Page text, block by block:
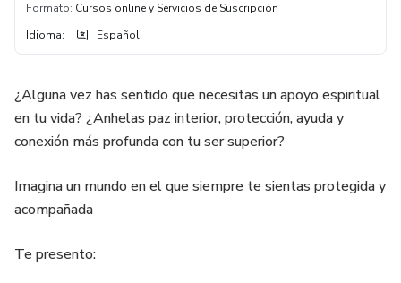
Formato: Cursos online y Servicios de Suscripción
Idioma: Español
¿Alguna vez has sentido que necesitas un apoyo espiritual
en tu vida? ¿Anhelas paz interior, protección, ayuda y
conexión más profunda con tu ser superior?
Imagina un mundo en el que siempre te sientas protegida y
acompañada
Te presento: